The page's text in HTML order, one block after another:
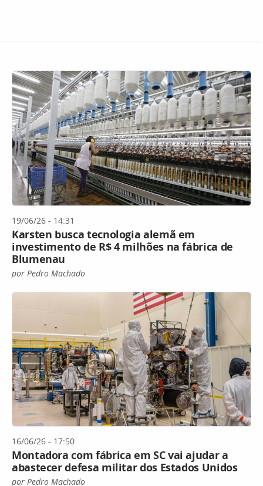
19/06/26 - 14:31
Karsten busca tecnologia alemã em
investimento de R$ 4 milhões na fábrica de
Blumenau
por Pedro Machado
16/06/26 - 17:50
Montadora com fábrica em SC vai ajudar a
abastecer defesa militar dos Estados Unidos
por Pedro Machado